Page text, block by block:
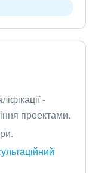
-
проектами.